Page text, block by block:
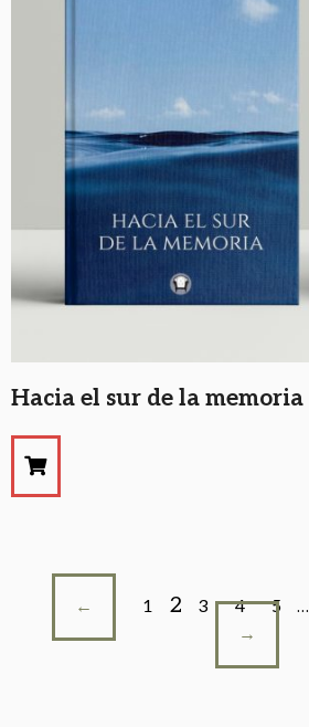
Hacia el sur de la memoria
← 1 2 3 4 5 …
→